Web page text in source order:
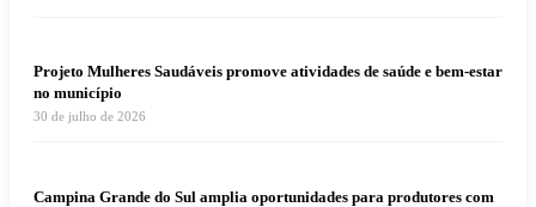
Projeto Mulheres Saudáveis promove atividades de saúde e bem-estar
no município
30 de julho de 2026
Campina Grande do Sul amplia oportunidades para produtores com